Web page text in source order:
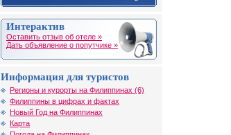
Интерактив
Оставить отзыв об отеле »
Дать объявление о попутчике »
Информация для туристов
Регионы и курорты на Филиппинах (6)
Филиппины в цифрах и фактах
Новый Год на Филиппинах
Карта